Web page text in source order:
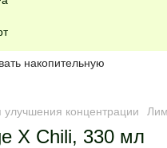
накопительную
улучшения концентрации
X Chili, 330 мл